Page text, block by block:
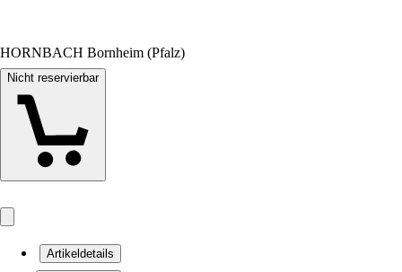
HORNBACH Bornheim (Pfalz)
Nicht reservierbar
Artikeldetails